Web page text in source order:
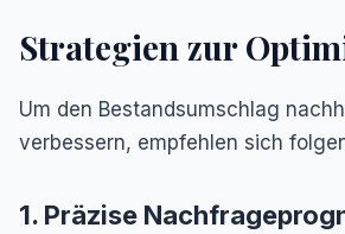
Strategien zur
Um den Bestandsumschlag
verbessern, empfehlen sich
1. Präzise